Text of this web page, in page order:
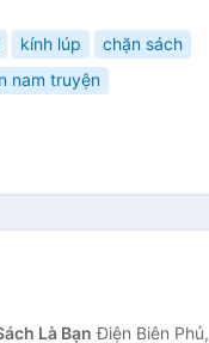
kính lúp
chặn sách
nam truyện
Là Bạn Điện Biên Phủ,